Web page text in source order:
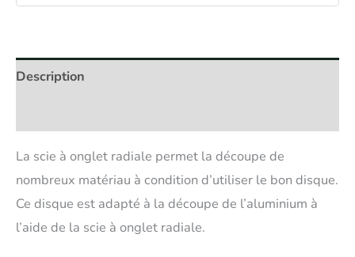
Description
La scie à onglet radiale permet la découpe de
nombreux matériau à condition d’utiliser le bon disque.
Ce disque est adapté à la découpe de l’aluminium à
l’aide de la scie à onglet radiale.